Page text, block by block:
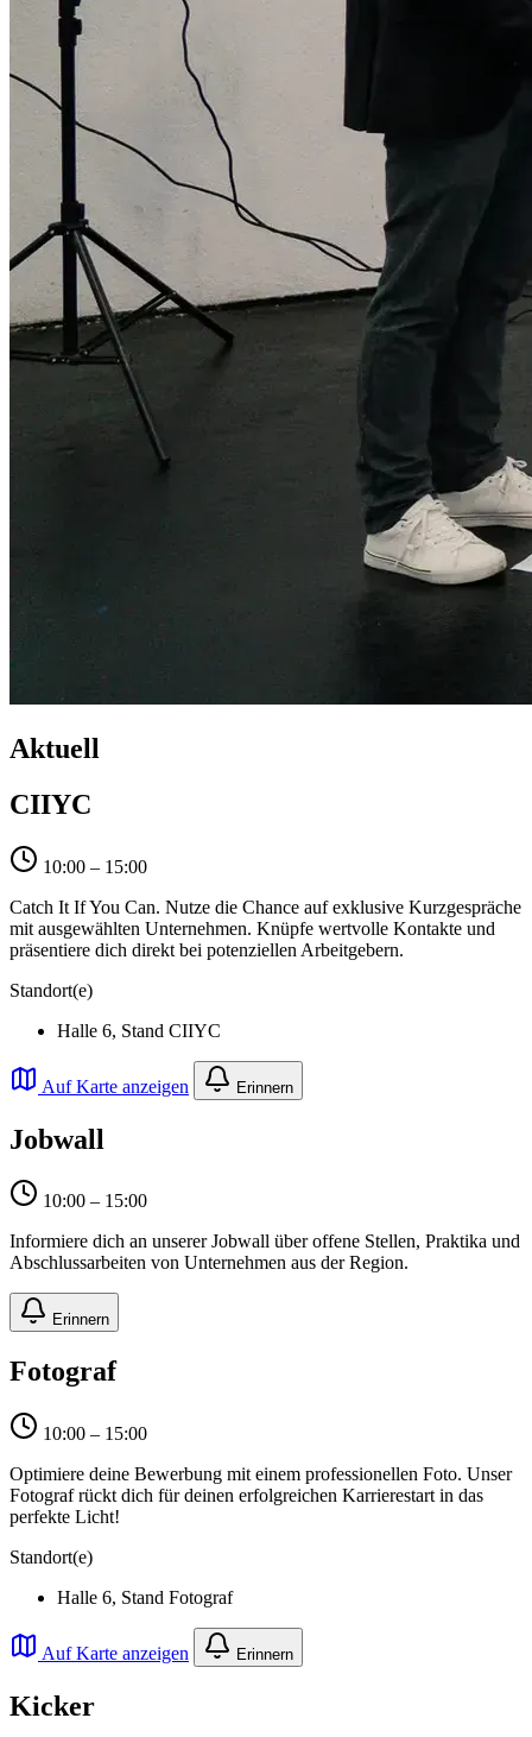
Aktuell
CIIYC
10:00 – 15:00
Catch It If You Can. Nutze die Chance auf exklusive Kurzgespräche
mit ausgewählten Unternehmen. Knüpfe wertvolle Kontakte und
präsentiere dich direkt bei potenziellen Arbeitgebern.
Standort(e)
Halle 6, Stand CIIYC
Auf Karte anzeigen Erinnern
Jobwall
10:00 – 15:00
Informiere dich an unserer Jobwall über offene Stellen, Praktika und
Abschlussarbeiten von Unternehmen aus der Region.
Erinnern
Fotograf
10:00 – 15:00
Optimiere deine Bewerbung mit einem professionellen Foto. Unser
Fotograf rückt dich für deinen erfolgreichen Karrierestart in das
perfekte Licht!
Standort(e)
Halle 6, Stand Fotograf
Auf Karte anzeigen Erinnern
Kicker